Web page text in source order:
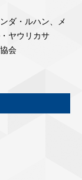
ダ・ルハン、メ
ヤウリカサ
会